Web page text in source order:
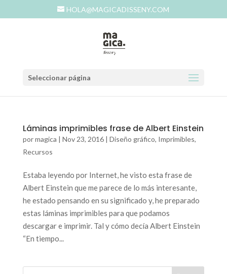
HOLA@MAGICADISSENY.COM
Seleccionar página
Láminas imprimibles frase de Albert Einstein
pormagica | Nov 23, 2016| Diseño gráfico, Imprimibles,
Recursos
Estaba leyendo por Internet, he visto esta frase de
Albert Einstein que me parece de lo más interesante,
he estado pensando en su significado y, he preparado
estas láminas imprimibles para que podamos
descargar e imprimir. Tal y cómo decía Albert Einstein
“En tiempo...